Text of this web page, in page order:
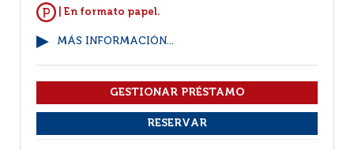
| En formato papel.
MÁS INFORMACIÓN...